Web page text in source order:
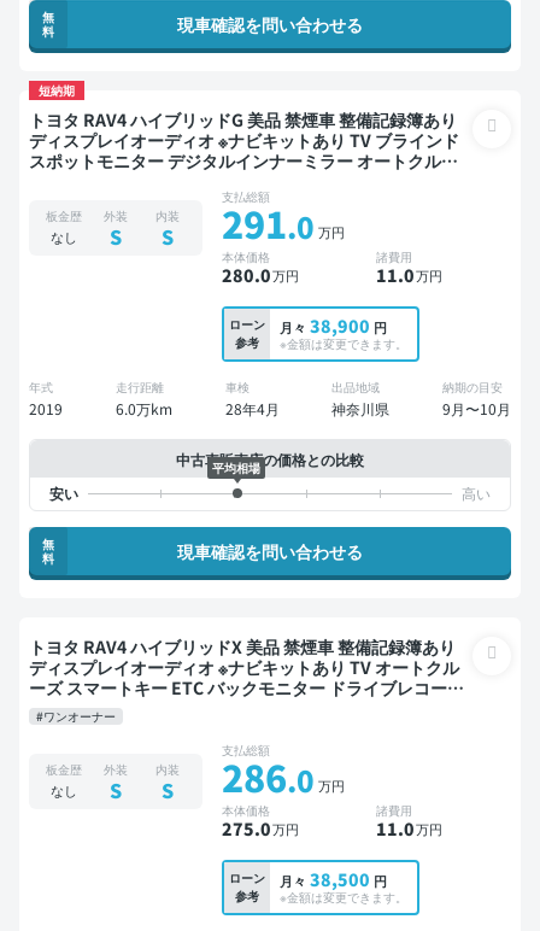
無
料
現車確認を問い合わせる
短納期
トヨタ RAV4 ハイブリッドG 美品 禁煙車 整備記録簿あり
ディスプレイオーディオ ※ナビキットあり TV ブラインド
スポットモニター デジタルインナーミラー オートクルー
ニター ドライブレコーダー 衝突軽減
板金歴
なし
外装
S
内装
S
支払総額
291.0 万円
本体価格
280.0万円
諸費用
11.0万円
ローン
参考
月々 38,900 円
※金額は変更できます。
年式
2019
走行距離
6.0万km
車検
28年4月
出品地域
神奈川県
納期の目安
9月〜10月
中古車販売店の価格との比較
平均相場
無
料
現車確認を問い合わせる
トヨタ RAV4 ハイブリッドX 美品 禁煙車 整備記録簿あり
ディスプレイオーディオ ※ナビキットあり TV オートクル
ーズ スマートキー ETC バックモニター ドライブレコーダ
ー 衝突軽減
#ワンオーナー
板金歴
なし
外装
S
内装
S
支払総額
286.0 万円
本体価格
275.0万円
諸費用
11.0万円
ローン
参考
月々 38,500 円
※金額は変更できます。